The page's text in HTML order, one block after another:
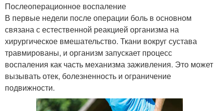
Послеоперационное воспаление
В первые недели после операции боль в основном
связана с естественной реакцией организма на
хирургическое вмешательство. Ткани вокруг сустава
травмированы, и организм запускает процесс
воспаления как часть механизма заживления. Это может
вызывать отек, болезненность и ограничение
подвижности.